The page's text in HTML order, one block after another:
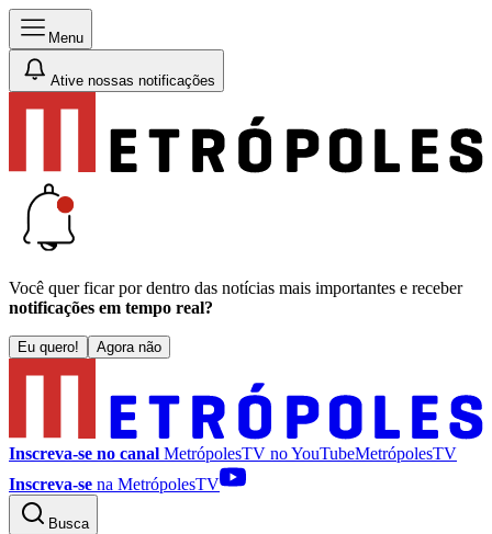
Menu
Ative nossas notificações
Você quer ficar por dentro das notícias mais importantes e receber
notificações em tempo real?
Eu quero! Agora não
Inscreva-se no canal MetrópolesTV noYouTubeMetrópolesTV
Inscreva-se na MetrópolesTV
Busca